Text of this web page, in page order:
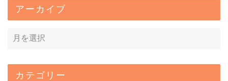
アーカイブ
カテゴリー